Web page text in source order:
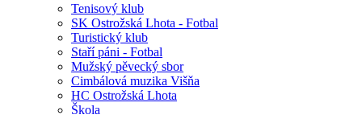
Tenisový klub
SK Ostrožská Lhota - Fotbal
Turistický klub
Staří páni - Fotbal
Mužský pěvecký sbor
Cimbálová muzika Višňa
HC Ostrožská Lhota
Škola